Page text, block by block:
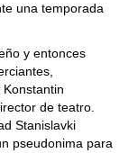
una temporada
y entonces
de teatro.
Stanislavki
pseudonima para